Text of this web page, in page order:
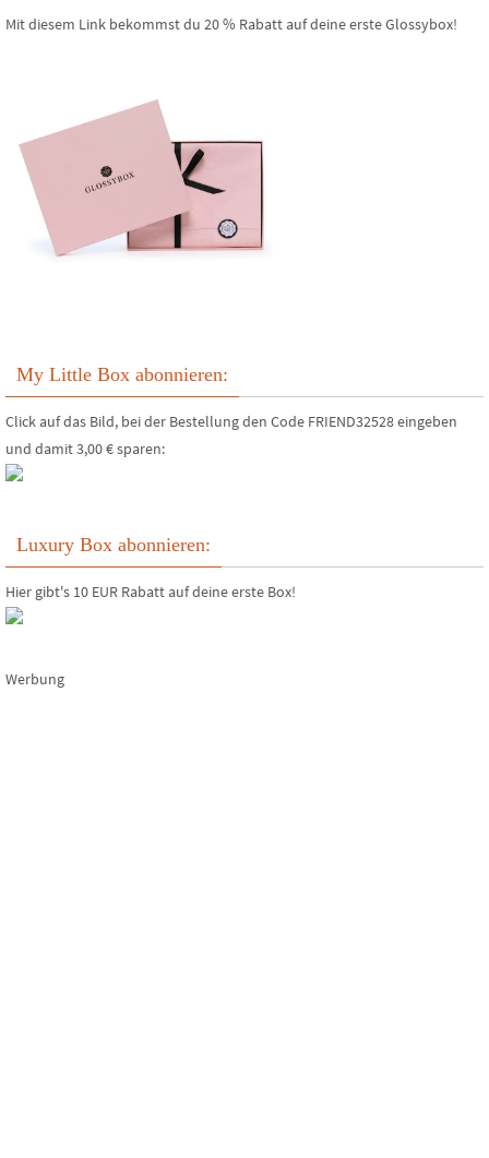
Mit diesem Link bekommst du 20 % Rabatt auf deine erste Glossybox!
My Little Box abonnieren:
Click auf das Bild, bei der Bestellung den Code FRIEND32528 eingeben
und damit 3,00 € sparen:
Luxury Box abonnieren:
Hier gibt's 10 EUR Rabatt auf deine erste Box!
Werbung